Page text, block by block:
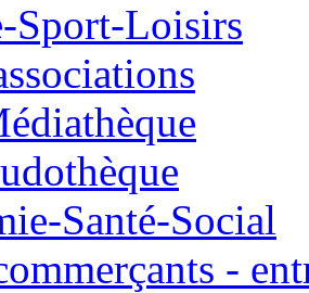
Sport-Loisirs
Santé-Social
-